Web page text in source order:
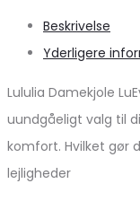
Beskrivelse
Yderligere
Lululia Damekjole
uundgåeligt valg til
komfort. Hvilket gør
lejligheder